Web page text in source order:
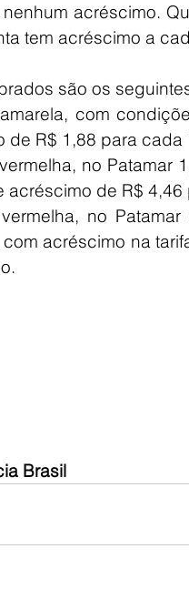
acréscimo.
tem acréscimo a
são os
com
de R$ 1,88 para
no Patamar
acréscimo de R$
no
acréscimo na
Brasil